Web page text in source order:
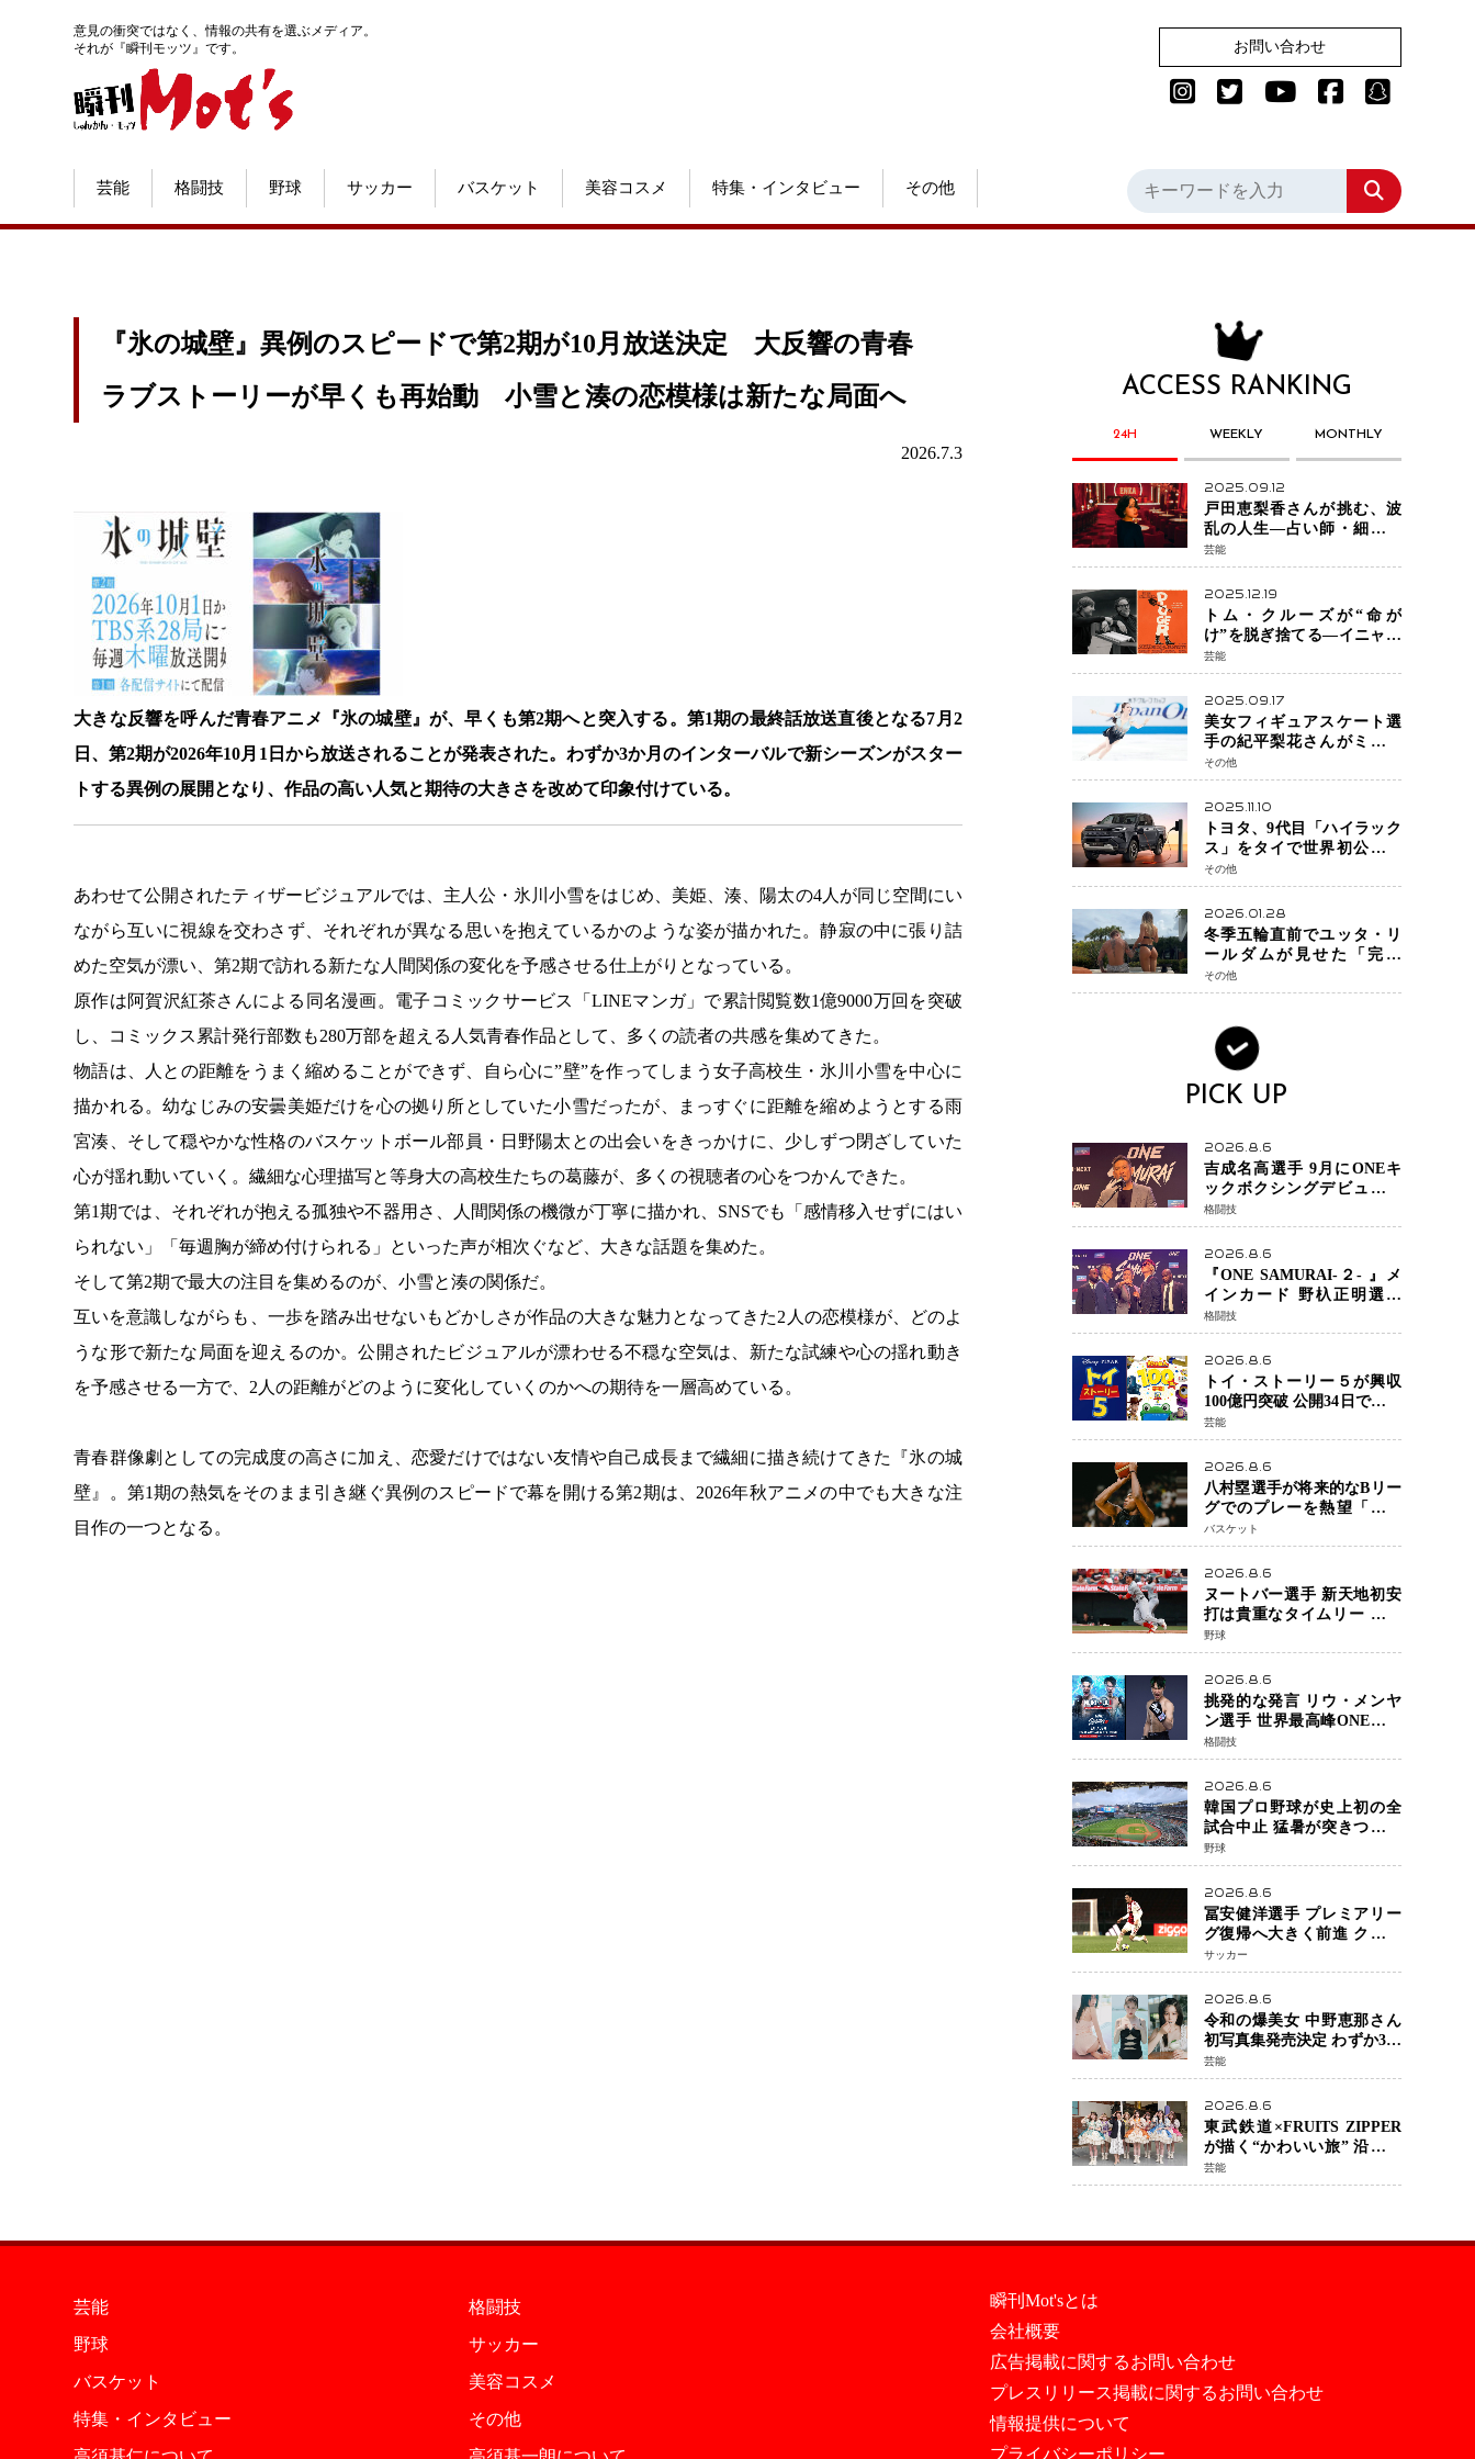
意見の衝突ではなく、情報の共有を選ぶメディア。
それが『瞬刊モッツ』です。
お問い合わせ
芸能 格闘技 野球 サッカー バスケット 美容コスメ 特集・インタビュー その他
『氷の城壁』異例のスピードで第2期が10月放送決定 大反響の青春
ラブストーリーが早くも再始動 小雪と湊の恋模様は新たな局面へ
2026.7.3
大きな反響を呼んだ青春アニメ『氷の城壁』が、早くも第2期へと突入する。第1期の最終話放送直後となる7月2
日、第2期が2026年10月1日から放送されることが発表された。わずか3か月のインターバルで新シーズンがスター
トする異例の展開となり、作品の高い人気と期待の大きさを改めて印象付けている。
あわせて公開されたティザービジュアルでは、主人公・氷川小雪をはじめ、美姫、湊、陽太の4人が同じ空間にい
ながら互いに視線を交わさず、それぞれが異なる思いを抱えているかのような姿が描かれた。静寂の中に張り詰
めた空気が漂い、第2期で訪れる新たな人間関係の変化を予感させる仕上がりとなっている。
原作は阿賀沢紅茶さんによる同名漫画。電子コミックサービス「LINEマンガ」で累計閲覧数1億9000万回を突破
し、コミックス累計発行部数も280万部を超える人気青春作品として、多くの読者の共感を集めてきた。
物語は、人との距離をうまく縮めることができず、自ら心に”壁”を作ってしまう女子高校生・氷川小雪を中心に
描かれる。幼なじみの安曇美姫だけを心の拠り所としていた小雪だったが、まっすぐに距離を縮めようとする雨
宮湊、そして穏やかな性格のバスケットボール部員・日野陽太との出会いをきっかけに、少しずつ閉ざしていた
心が揺れ動いていく。繊細な心理描写と等身大の高校生たちの葛藤が、多くの視聴者の心をつかんできた。
第1期では、それぞれが抱える孤独や不器用さ、人間関係の機微が丁寧に描かれ、SNSでも「感情移入せずにはい
られない」「毎週胸が締め付けられる」といった声が相次ぐなど、大きな話題を集めた。
そして第2期で最大の注目を集めるのが、小雪と湊の関係だ。
互いを意識しながらも、一歩を踏み出せないもどかしさが作品の大きな魅力となってきた2人の恋模様が、どのよ
うな形で新たな局面を迎えるのか。公開されたビジュアルが漂わせる不穏な空気は、新たな試練や心の揺れ動き
を予感させる一方で、2人の距離がどのように変化していくのかへの期待を一層高めている。
青春群像劇としての完成度の高さに加え、恋愛だけではない友情や自己成長まで繊細に描き続けてきた『氷の城
壁』。第1期の熱気をそのまま引き継ぐ異例のスピードで幕を開ける第2期は、2026年秋アニメの中でも大きな注
目作の一つとなる。
ACCESS RANKING
24H WEEKLY MONTHLY
2025.09.12
戸田恵梨香さんが挑む、波
乱の人生―占い師・細木数
子をNetflixで実写化
芸能
2025.12.19
トム・クルーズが“命が
け”を脱ぎ捨てる―イニャリ
トゥ監督と挑む前代未聞の
大惨事コメディ「DIGGER
ディガー」始動
芸能
2025.09.17
美女フィギュアスケート選
手の紀平梨花さんがミラノ
五輪出場断念 中部選手権欠
場を発表「安全最優先の判
断」
その他
2025.11.10
トヨタ、9代目「ハイラック
ス」をタイで世界初公開
電動化戦略の象徴となる
BEVモデルを初設定
その他
2026.01.28
冬季五輪直前でユッタ・リ
ールダムが見せた「完成
形」転倒と涙を越えて─ミラ
ノで金を狙うオランダ女王
その他
PICK UP
2026.8.6
吉成名高選手 9月にONEキ
ックボクシングデビュー決
定 チャトリCEOがサプライ
ズ発表 2カ月連続参戦へ
格闘技
2026.8.6
『ONE SAMURAI-２- 』メ
インカード 野杁正明選手
「彼を倒して勝つ」 リウ・
メンヤンとの因縁に決着へ
再起を懸けたONEフェザー
級トーナメント初戦
格闘技
2026.8.6
トイ・ストーリー５が興収
100億円突破 公開34日でピク
サー作品 史上最速 日本歴代
シリーズ最高更新も目前
芸能
2026.8.6
八村塁選手が将来的なBリー
グでのプレーを熱望「一つ
の夢ですね」スター帰還が
リーグ価値を押し上げる可
能性
バスケット
2026.8.6
ヌートバー選手 新天地初安
打は貴重なタイムリー 本拠
地ファンが大歓声 笑顔で歓
喜
野球
2026.8.6
挑発的な発言 リウ・メンヤ
ン選手 世界最高峰ONEで浮
き彫りになる 日本キックボ
クシングが直面する“技術
戦”の現在地
格闘技
2026.8.6
韓国プロ野球が史上初の全
試合中止 猛暑が突きつけた
「屋外スポーツの限界」 日
本発のドーム型施設時代へ
野球
2026.8.6
冨安健洋選手 プレミアリー
グ復帰へ大きく前進 クリス
タルパレス加入目前 メディ
カルチェックも通過
サッカー
2026.8.6
令和の爆美女 中野恵那さん
初写真集発売決定 わずか3日
で2560万インプレッション
を記録した話題の美貌を凝
縮
芸能
2026.8.6
東武鉄道×FRUITS ZIPPER
が描く“かわいい旅” 沿線を
舞台にした「TOBU KAWAII
PROJECT」が開幕
芸能
芸能
格闘技
野球
サッカー
バスケット
美容コスメ
特集・インタビュー
その他
瞬刊Mot'sとは
会社概要
広告掲載に関するお問い合わせ
プレスリリース掲載に関するお問い合わせ
情報提供について
プライバシーポリシー